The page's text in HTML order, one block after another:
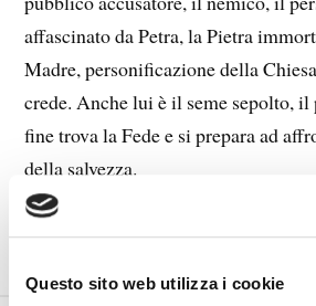
Questo sito web utilizza i cookie
affascinato da Petra, la Pietra
Madre, personificazione della
crede. Anche lui è il seme sepolto, il
fine trova la Fede e si prepara ad
della salvezza.